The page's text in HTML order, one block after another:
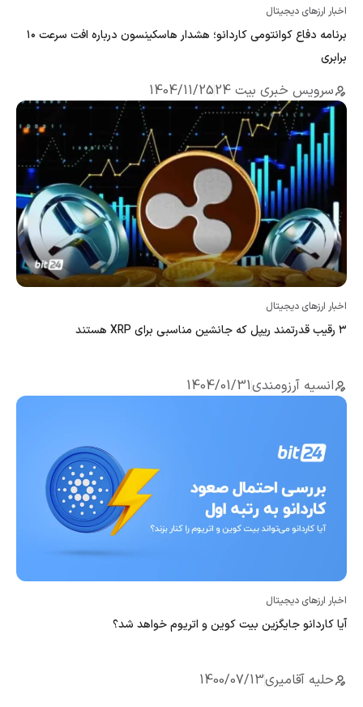
اخبار ارزهای دیجیتال
برنامه دفاع کوانتومی کاردانو؛ هشدار هاسکینسون درباره افت سرعت ۱۰
برابری
سرویس خبری بیت 24 1404/11/25
اخبار ارزهای دیجیتال
۳ رقیب قدرتمند ریپل که جانشین مناسبی برای XRP‌ هستند
انسیه آرزومندی1404/01/31
اخبار ارزهای دیجیتال
آیا کاردانو جایگزین بیت کوین و اتریوم خواهد شد؟
حلیه آقامیری1400/07/13